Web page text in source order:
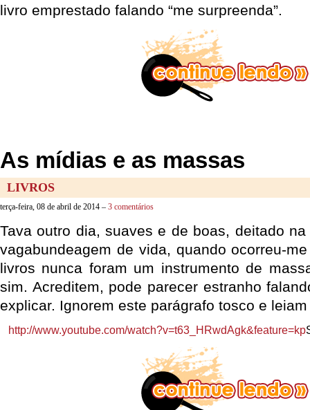
livro emprestado falando “me surpreenda”.
As mídias e as massas
LIVROS
terça-feira, 08 de abril de 2014 – 3 comentários
Tava outro dia, suaves e de boas, deitado
vagabundeagem de vida, quando ocorreu-
livros nunca foram um instrumento de
sim. Acreditem, pode parecer estranho
explicar. Ignorem este parágrafo tosco e
http://www.youtube.com/watch?v=t63_HRwdAgk&feature=kp